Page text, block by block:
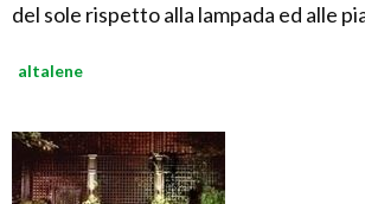
del sole rispetto alla lampada ed alle
altalene